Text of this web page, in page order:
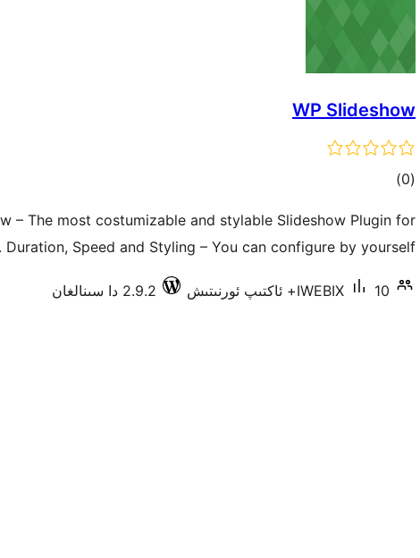
WP Slideshow
(0 ئومۇمىي)
– The most costumizable and stylable Slideshow Plugin for
Duration, Speed and Styling – You can configure by yourself.
IWEBIX 10+ ئاكتىپ ئورنىتىش 2.9.2 دا سىنالغان